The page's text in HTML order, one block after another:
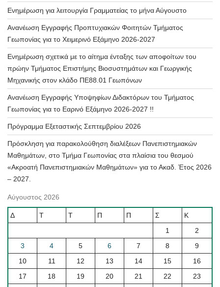
Ενημέρωση για λειτουργία Γραμματείας το μήνα Αύγουστο
Ανανέωση Εγγραφής Προπτυχιακών Φοιτητών Τμήματος
Γεωπονίας για το Χειμερινό Εξάμηνο 2026-2027
Ενημέρωση σχετικά με το αίτημα ένταξης των αποφοίτων του
πρώην Τμήματος Επιστήμης Βιοσυστημάτων και Γεωργικής
Μηχανικής στον κλάδο ΠΕ88.01 Γεωπόνων
Ανανέωση Εγγραφής Υποψηφίων Διδακτόρων του Τμήματος
Γεωπονίας για το Εαρινό Εξάμηνο 2026-2027 !!
Πρόγραμμα Εξεταστικής Σεπτεμβρίου 2026
Πρόσκληση για παρακολούθηση διαλέξεων Πανεπιστημιακών
Μαθημάτων, στο Τμήμα Γεωπονίας στα πλαίσια του θεσμού
«Ακροατή Πανεπιστημιακών Μαθημάτων» για το Ακαδ. Έτος 2026
– 2027.
Αύγουστος 2026
Δ Τ Τ Π Π Σ
Κ
1
2
3
4 5 6 7 8
9
10
11 12 13 14 15
16
17
18 19 20 21 22
23